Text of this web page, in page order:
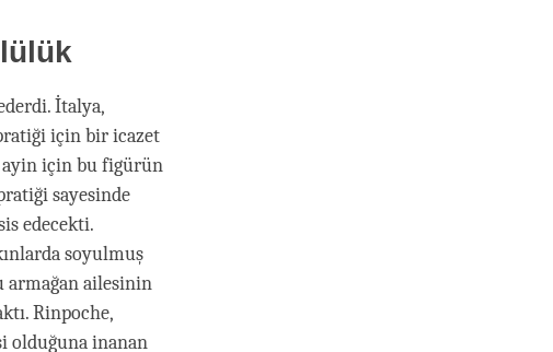
İtalya,
için bir icazet
ayin için bu figürün
sayesinde
edecekti.
soyulmuş
armağan ailesinin
Rinpoche,
olduğuna inanan